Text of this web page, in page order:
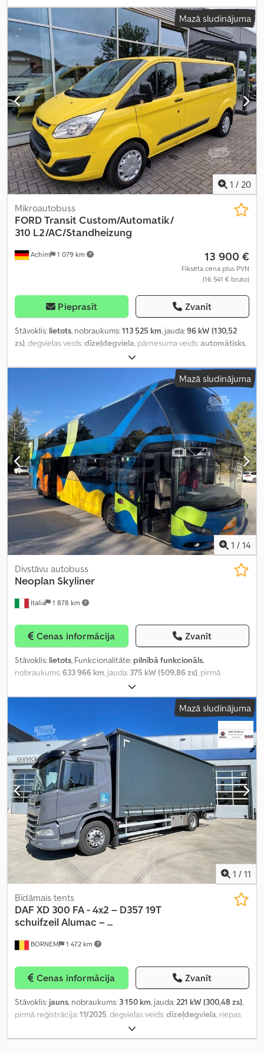
svars:18 000 kg, riepas izmērs:315/70R22,5, asu konfigurācija:4x2,
riteņu bāze:
, bremzes: dzinēja bremzēšana, krāsa:
balts
, vadītāja kabīne:gulēšanas kabīne
, pārnesuma veids:
mehānisks, emisijas klase:Euro 5, piekares sistēma:tērauds-gaiss,
sēdvietu skaits:
2 , Aprīkojums:ABS, borta dators, centrālā
atslēga, diferenciāļa bloķētājs, gaisa kondicionēšana,
imobilaizersistēma, kabīne, kruīza kontrole, miglas lukturi,
spoileris, stāvvietas sildītājs, stūres pastiprinātājs, sēdekļa
apsilde, vilces kontroles sistēma, zems līmenis troksnis
Mazā sludinājuma
1 / 20
Achim 1 079 km
Mikroautobuss
FORDTransit Custom/Automatik/
310 L2/AC/Standheizung
13 900 €
Fiksēta cena plus PVN
(16 541 € bruto)
Pieprasīt Zvanīt
Stāvoklis: lietots, nobraukums:113 525 km, jauda:96 kW (130,52
zs), degvielas veids:dīzeļdegviela, pārnesuma veids:automātisks,
, pirmā reģistrācija:
pārbaude (TÜV):07/2024, emisijas klase:Euro 6, krāsa:dzeltens,
2017, Aprīkojums:ABS, centrālā
atslēga, elektroniskā stabilitātes programma (ESP), gaisa
kondicionēšana, kvēpu filtrs, stāvvietas sildītājs
Mazā sludinājuma
1 / 14
Italia 1 878 km
Divstāvu autobuss
Neoplan Skyliner
Cenas informācija Zvanīt
Stāvoklis: lietots, Funkcionalitāte: pilnībā funkcionāls,
nobraukums:633 966 km, jauda: 375 kW (509,86 zs), pirmā
, degvielas veids:
skaits:79, emisijas klase:Euro 6, krāsa:zils, riepas izmērs:315/70
, iekārtas/transportlīdzekļa numurs:
WAGP06ZZXNT037890
ABS, gaisa kondicionēšana,
vannas istaba
Mazā sludinājuma
1 / 11
BORNEM 1 472 km
Bīdāmais tents
DAF XD 300 FA - 4x2 – D357 19T
schuifzeil Alumac – ...
Cenas informācija Zvanīt
Stāvoklis: jauns, nobraukums: 3 150 km, jauda: 221 kW (300,48 zs),
pirmā reģistrācija:11/2025 , degvielas veids:dīzeļdegviela , riepas
, asu konfigurācija:
degviela:dīzeļdegviela, vadītāja kabīne:dienas kabīne,